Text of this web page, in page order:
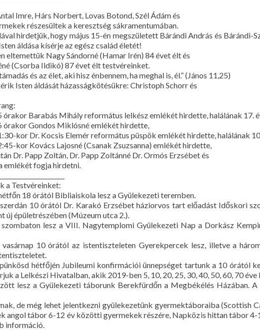
Imre, Hárs Norbert, Lovas Botond, Szél Ádám és
részesültek a keresztség sákramentumában.
hirdetjük, hogy május 15-én megszületett Bárándi András és
áldása kísérje az egész család életét!
eltemettük Nagy Sándorné (Hamar Irén) 84 évet élt és
(Csorba Ildikó) 87 évet élt testvéreinket.
és az élet, aki hisz énbennem, ha meghal is, él.” (János 11,25)
Isten áldását házasságkötésükre: Christoph Schorr és
órakor Barabás Mihály református lelkész emlékét hirdette, halálának 17.
órakor Gondos Miklósné emlékét hirdette,
kor Dr. Kocsis Elemér református püspök emlékét hirdette, halálának
kor Kovács Lajosné (Csanak Zsuzsanna) emlékét hirdette,
Dr. Papp Zoltán, Dr. Papp Zoltánné Dr. Ormós Erzsébet és
emlékét fogja hirdetni.
a Testvéreinket:
18 órától Bibliaiskola lesz a Gyülekezeti teremben.
10 órától Dr. Karakó Erzsébet háziorvos tart előadást Időskori
új épületrészében (Múzeum utca 2.).
lesz a VIII. Nagytemplomi Gyülekezeti Nap a Dorkász
vasárnap 10 órától az istentiszteleten Gyerekpercek lesz, illetve a
pünkösd hétfőjén Jubileumi konfirmációi ünnepséget tartunk a 10 órától
a Lelkészi Hivatalban, akik 2019-ben 5, 10, 20, 25, 30, 40, 50, 60, 70
lesz a Gyülekezeti táborunk Berekfürdőn a Megbékélés Házában.
de még lehet jelentkezni gyülekezetünk gyermektáboraiba
angol tábor 6-12 év közötti gyermekek részére, Napközis hittan tábor
információ.